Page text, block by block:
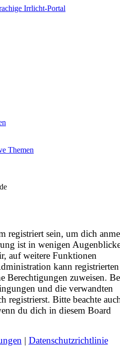
Themen
registriert sein, um dich
ist in wenigen
auf weitere Funktionen
kann registrierten
Berechtigungen zuweisen.
und die verwandten
registrierst. Bitte beachte
du dich in diesem Board
| Datenschutzrichtlinie